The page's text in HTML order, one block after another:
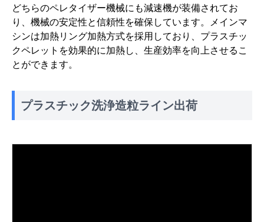
どちらのペレタイザー機械にも減速機が装備されてお
り、機械の安定性と信頼性を確保しています。メインマ
シンは加熱リング加熱方式を採用しており、プラスチッ
クペレットを効果的に加熱し、生産効率を向上させるこ
とができます。
プラスチック洗浄造粒ライン出荷